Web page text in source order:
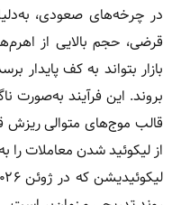
در چرخه‌های صعودی،
قرضی، حجم بالایی از
بازار بتواند به کف پایدار
بروند. این فرآیند به‌صورت
قالب موج‌های متوالی
از لیکوئید شدن معاملات را